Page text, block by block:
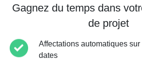
Gagnez du temps dans
de projet
Affectations automatiques
dates